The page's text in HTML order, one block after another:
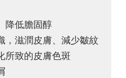
降低膽固醇
，滋潤皮膚、減少皺紋
所致的皮膚色斑